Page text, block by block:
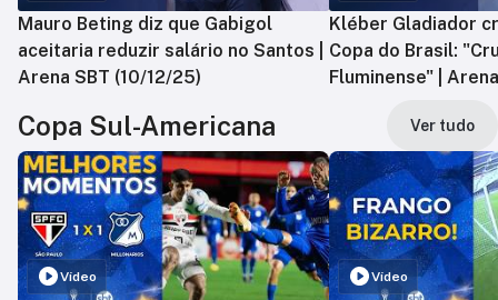
Mauro Beting diz que Gabigol
aceitaria reduzir salário no Santos |
Arena SBT (10/12/25)
Kléber Gladiador
Copa do Brasil:
Fluminense" |
Copa Sul-Americana Ver tudo
Vídeo Vídeo